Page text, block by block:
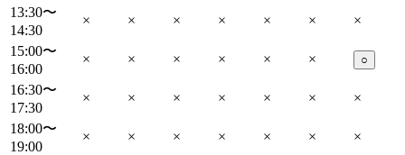
13:30〜
14:30
× × × × × ×
×
15:00〜
16:00
× × × × × × ○
16:30〜
17:30
× × × × × ×
×
18:00〜
19:00
× × × × × ×
×